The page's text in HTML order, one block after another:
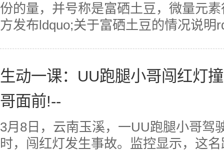
份的量，并号称是富硒土豆，微量元
方发布ldquo;关于富硒土豆的情况说明
生动一课：UU跑腿小哥闯红灯
哥面前!--
3月8日，云南玉溪，一UU跑腿小哥驾
时，闯红灯发生事故。监控显示，这